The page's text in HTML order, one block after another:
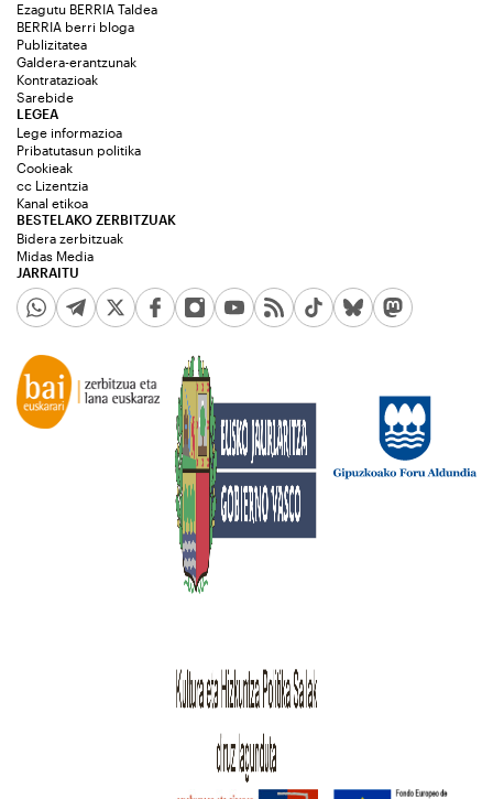
Ezagutu BERRIA Taldea
BERRIA berri bloga
Publizitatea
Galdera-erantzunak
Kontratazioak
Sarebide
JARRAITU
LEGEA
Lege informazioa
Pribatutasun politika
Cookieak
cc Lizentzia
Kanal etikoa
BESTELAKO ZERBITZUAK
Bidera zerbitzuak
Midas Media